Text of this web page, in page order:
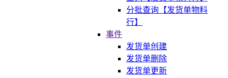
分批查询【发货单物料
行】
事件
发货单创建
发货单删除
发货单更新